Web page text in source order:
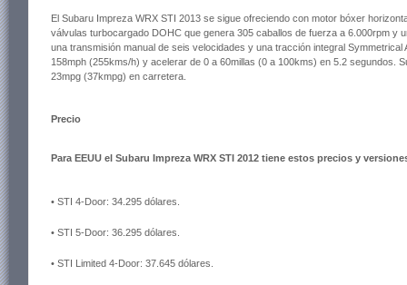
El Subaru Impreza WRX STI 2013 se sigue ofreciendo con motor bóxer
válvulas turbocargado DOHC que genera 305 caballos de fuerza a 6.000rpm y
una transmisión manual de seis velocidades y una tracción integral
158mph (255kms/h) y acelerar de 0 a 60millas (0 a 100kms) en 5.2 segundos.
23mpg (37kmpg) en carretera.
Precio
Para EEUU el Subaru Impreza WRX STI 2012 tiene estos precios y
• STI 4-Door: 34.295 dólares.
• STI 5-Door: 36.295 dólares.
• STI Limited 4-Door: 37.645 dólares.